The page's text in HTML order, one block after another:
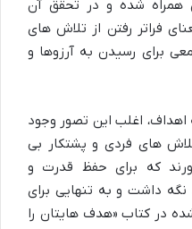
همراه شده و در تحقق آن
فراتر رفتن از تلاش های
برای رسیدن به آرزوها و
اغلب این تصور وجود
های فردی و پشتکار بی
که برای حفظ قدرت و
داشت و به تنهایی برای
در کتاب «هدف هایتان را